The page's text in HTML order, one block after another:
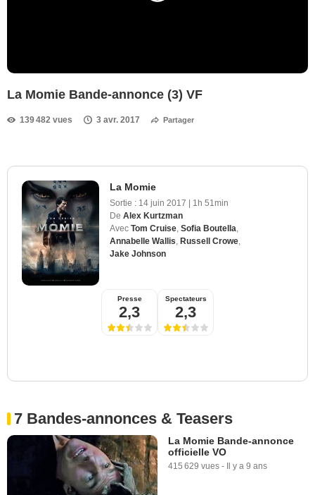
La Momie Bande-annonce (3) VF
139 482 vues 3 avr. 2017 Partager
La Momie
Sortie : 14 juin 2017 | 1h 51min
De Alex Kurtzman
Avec Tom Cruise Sofia Boutella
Annabelle Wallis Russell Crowe
Jake Johnson
Presse
2,3
Spectateurs
2,3
7 Bandes-annonces & Teasers
La Momie Bande-annonce
officielle VO
415 629 vues - Il y a 9 ans